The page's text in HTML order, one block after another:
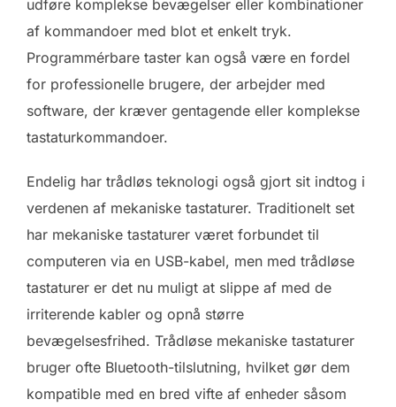
udføre komplekse bevægelser eller kombinationer
af kommandoer med blot et enkelt tryk.
Programmérbare taster kan også være en fordel
for professionelle brugere, der arbejder med
software, der kræver gentagende eller komplekse
tastaturkommandoer.
Endelig har trådløs teknologi også gjort sit indtog i
verdenen af mekaniske tastaturer. Traditionelt set
har mekaniske tastaturer været forbundet til
computeren via en USB-kabel, men med trådløse
tastaturer er det nu muligt at slippe af med de
irriterende kabler og opnå større
bevægelsesfrihed. Trådløse mekaniske tastaturer
bruger ofte Bluetooth-tilslutning, hvilket gør dem
kompatible med en bred vifte af enheder såsom